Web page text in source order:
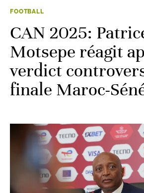
FOOTBALL
CAN 2025:
Motsepe réagit
verdict
finale Maroc-